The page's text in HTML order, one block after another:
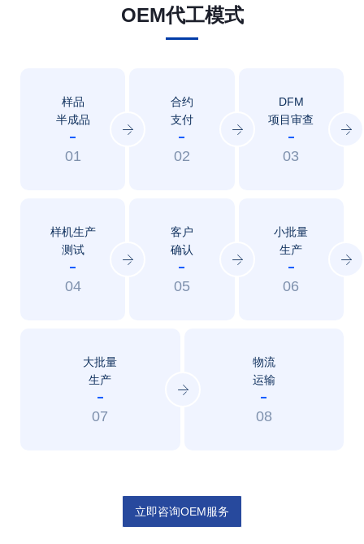
OEM代工模式
样品
半成品
01
合约
支付
02
DFM
项目审查
03
样机生产
测试
04
客户
确认
05
小批量
生产
06
大批量
生产
07
物流
运输
08
立即咨询OEM服务